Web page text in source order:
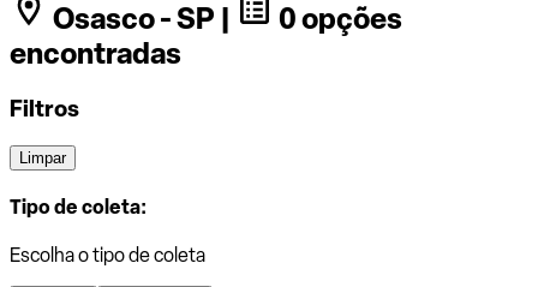
Osasco - SP |
0 opções
encontradas
Filtros
Limpar
Tipo de coleta:
Escolha o tipo de coleta